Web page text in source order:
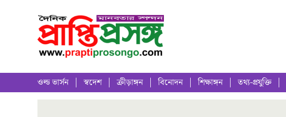
ওল্ড ভার্সন স্বদেশ ক্রীড়াঙ্গন বিনোদন শিক্ষাঙ্গন তথ্য-প্রযুক্তি